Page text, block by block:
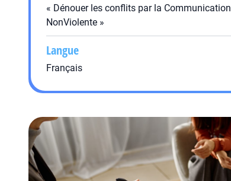
« Dénouer les conflits par la Communication
NonViolente »
Langue
Français